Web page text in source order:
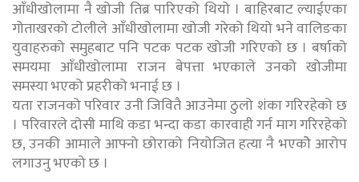
आँधीखोलामा नै खोजी तिब्र पारिएको थियो । बाहिरबाट ल्याईएका
गोताखरको टोलीले आँधीखोलामा खोजी गरेको थियो भने वालिङका
युवाहरुको समुहबाट पनि पटक पटक खोजी गरिएको छ । बर्षाको
समयमा आँधीखोलामा राजन बेपत्ता भएकाले उनको खोजीमा
समस्या भएको प्रहरीको भनाई छ ।
यता राजनको परिवार उनी जिवितै आउनेमा ठुलो शंका गरिरहेको छ
। परिवारले दोसी माथि कडा भन्दा कडा कारवाही गर्न माग गरिरहेको
छ, उनकी आमाले आफ्नो छोराको नियोजित हत्या नै भएकोे आरोप
लगाउनु भएको छ ।